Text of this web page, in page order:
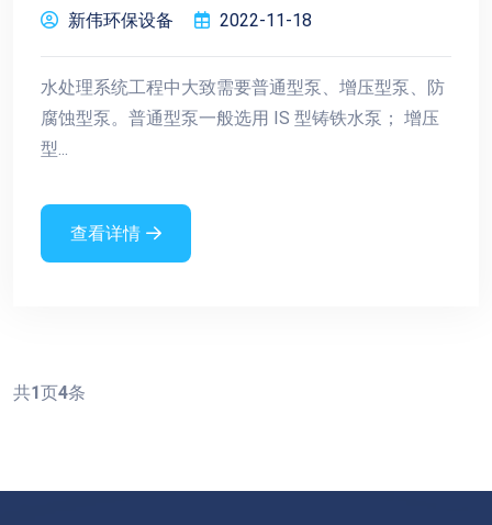
新伟环保设备 2022-11-18
水处理系统工程中大致需要普通型泵、增压型泵、防
腐蚀型泵。普通型泵一般选用 IS 型铸铁水泵； 增压
型...
查看详情
共1页4条